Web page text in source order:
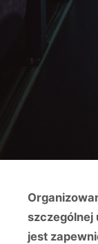
szczególnej
jest